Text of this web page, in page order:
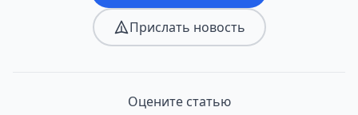
Прислать новость
Оцените статью